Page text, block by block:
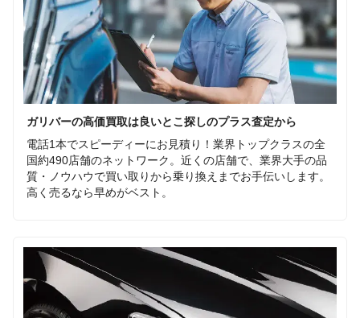
ガリバーの高価買取は良いとこ探しのプラス査定から
電話1本でスピーディーにお見積り！業界トップクラスの全
国約490店舗のネットワーク。近くの店舗で、業界大手の品
質・ノウハウで買い取りから乗り換えまでお手伝いします。
高く売るなら早めがベスト。